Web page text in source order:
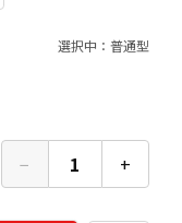
選択中：普通型
− 1 +